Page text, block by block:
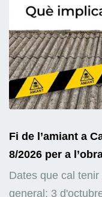
Fi de l’amiant a
8/2026 per a
Dates que cal
general: 3